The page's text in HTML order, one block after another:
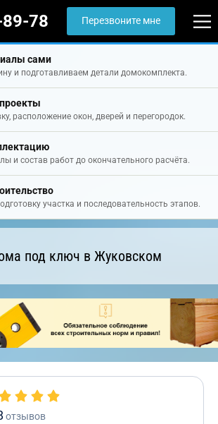
78 Перезвоните мне
сами
и подготавливаем детали домокомплекта.
расположение окон, дверей и перегородок.
и состав работ до окончательного расчёта.
участка и последовательность этапов.
под ключ в Жуковском
отзывов